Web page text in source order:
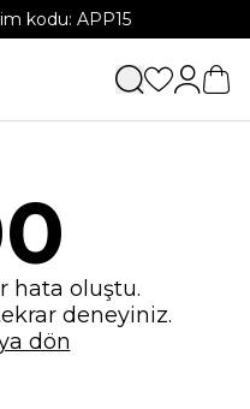
kodu: APP15
hata oluştu.
deneyiniz.
dön